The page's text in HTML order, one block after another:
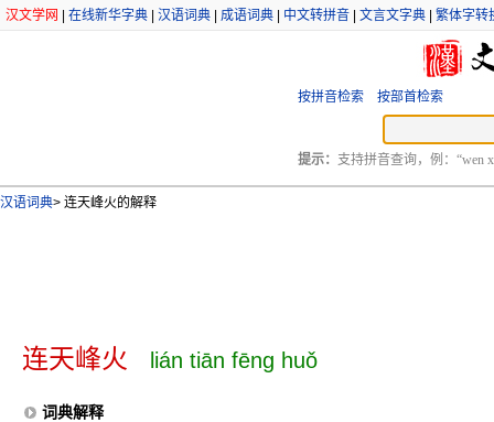
汉文学网 在线新华字典 汉语词典 成语词典 中文转拼音 文言文字典 繁体字转
按拼音检索 按部首检索
提示： 支持拼音查询，例：“wen
汉语词典> 连天峰火的解释
连天峰火 lián tiān fēng huǒ
词典解释